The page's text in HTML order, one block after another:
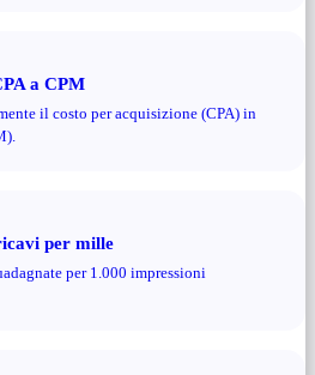
a CPM
il costo per acquisizione (CPA) in
per mille
per 1.000 impressioni